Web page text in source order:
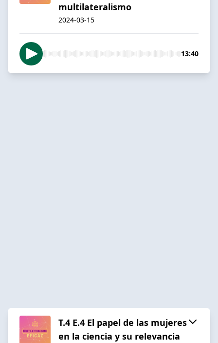
multilateralismo
2024-03-15
13:40
T.4 E.4 El papel de las mujeres
en la ciencia y su relevancia